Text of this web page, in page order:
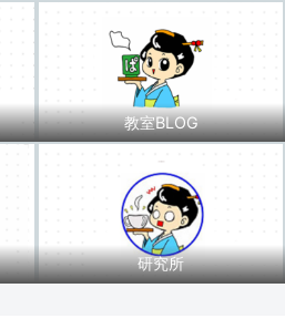
教室BLOG
研究所